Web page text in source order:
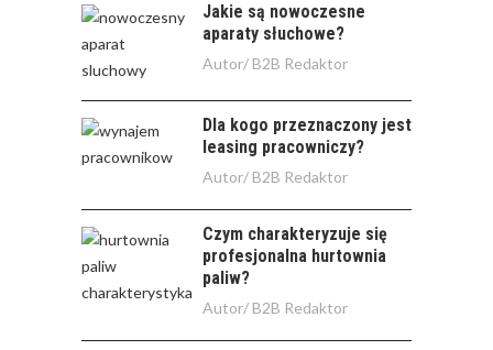
Jakie są nowoczesne
aparaty słuchowe?
Autor/ B2B Redaktor
Dla kogo przeznaczony jest
leasing pracowniczy?
Autor/ B2B Redaktor
Czym charakteryzuje się
profesjonalna hurtownia
paliw?
Autor/ B2B Redaktor